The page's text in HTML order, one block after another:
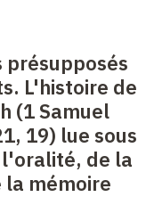
présupposés
L'histoire de
(1 Samuel
19) lue sous
de la
mémoire